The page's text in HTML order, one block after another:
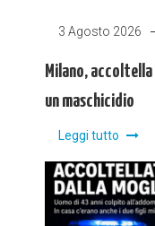
3 Agosto 2026
Milano,
un maschicidio
Leggi tutto